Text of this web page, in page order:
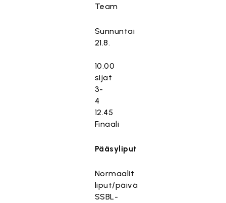
Team
Sunnuntai
21.8.
10.00
sijat
3-
4
12.45
Finaali
Pääsyliput
Normaalit
liput/päivä
SSBL-